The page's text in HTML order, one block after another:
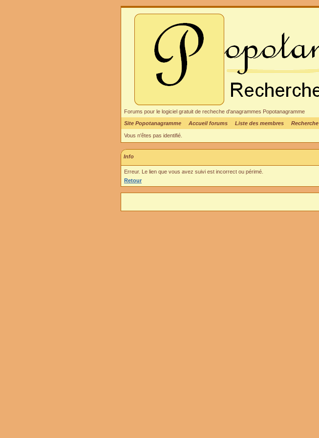
Forums pour le logiciel gratuit de recheche d'anagrammes Popotanagramme
Site Popotanagramme
Accueil forums Liste des membres Recherche
Vous n'êtes pas identifié.
Info
Erreur. Le lien que vous avez suivi est incorrect ou périmé.
Retour